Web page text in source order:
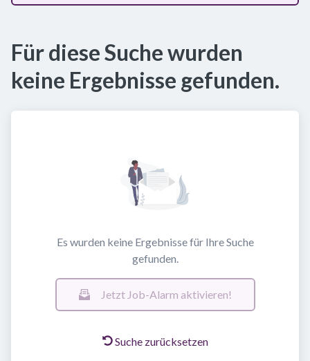
Für diese Suche wurden
keine Ergebnisse gefunden.
Es wurden keine Ergebnisse für Ihre Suche
gefunden.
Jetzt Job-Alarm aktivieren!
Suche zurücksetzen